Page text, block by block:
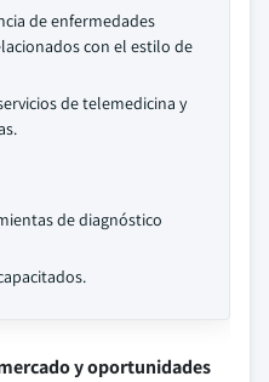
de enfermedades
con el estilo de
de telemedicina y
de diagnóstico
y oportunidades